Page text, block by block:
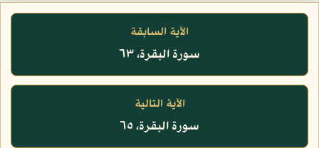
الآية السابقة
سورة البقرة، ٦٣
الآية التالية
سورة البقرة، ٦٥